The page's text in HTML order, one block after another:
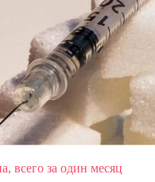
всего за один месяц